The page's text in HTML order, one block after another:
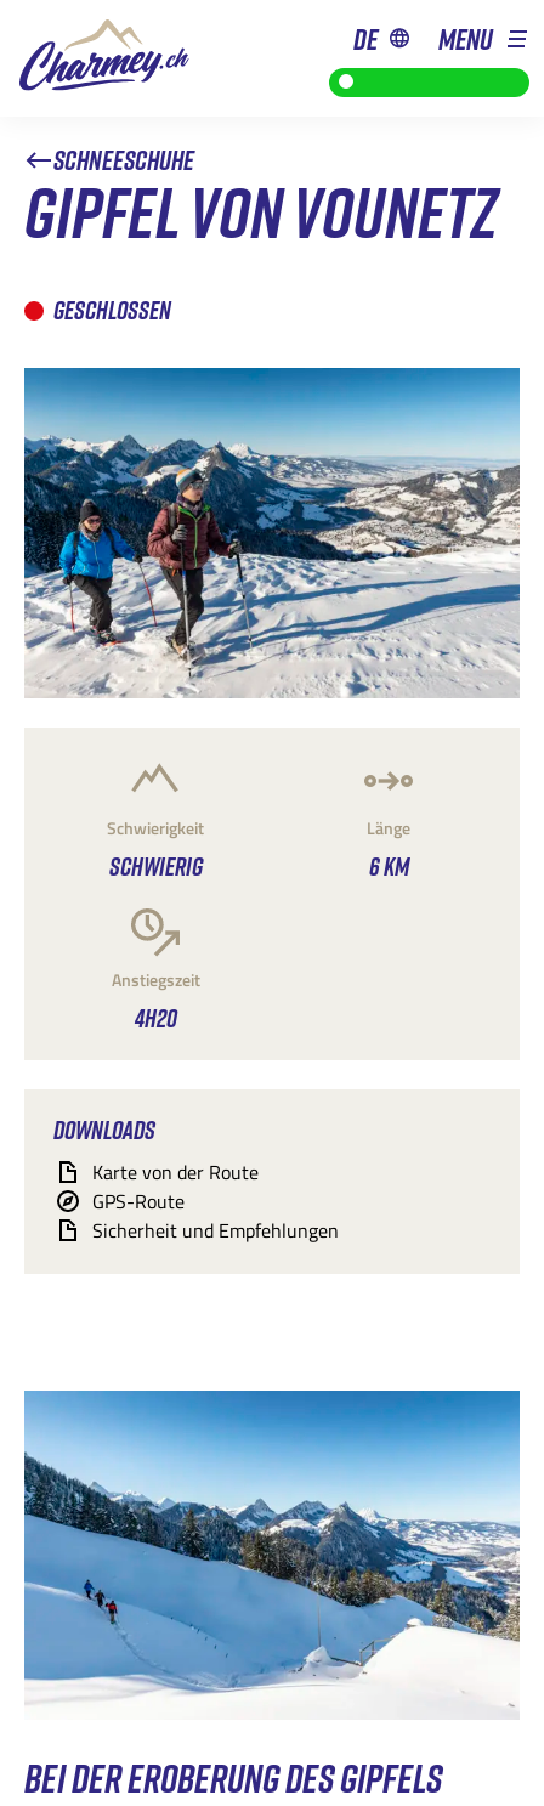
von 9h bis 22h30
de MENU
SCHNEESCHUHE
GIPFEL VON VOUNETZ
GESCHLOSSEN
Schwierigkeit
SCHWIERIG
Länge
6 KM
Anstiegszeit
4H20
DOWNLOADS
Karte von der Route
GPS-Route
Sicherheit und Empfehlungen
BEI DER EROBERUNG DES GIPFELS